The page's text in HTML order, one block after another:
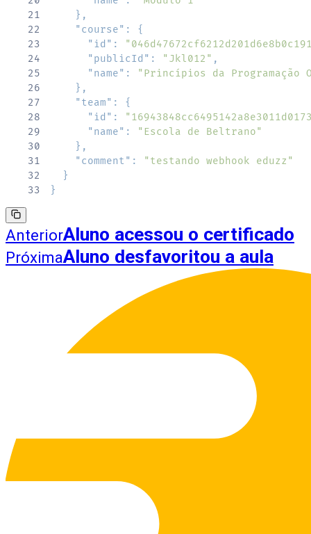
21
} ,
22
"course" :
{
23
"id" :
24
"publicId" : "Jkl012" ,
25
"name" :
"Princípios da Programação
26
} ,
27
"team" :
{
28
"id" :
29
"name" :
"Escola de Beltrano"
30
} ,
31
"comment" :
"testando webhook eduzz"
32
}
33
}
AnteriorAluno acessou o certificado
PróximaAluno desfavoritou a aula